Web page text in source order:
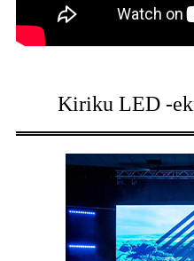
Kiriku LED -